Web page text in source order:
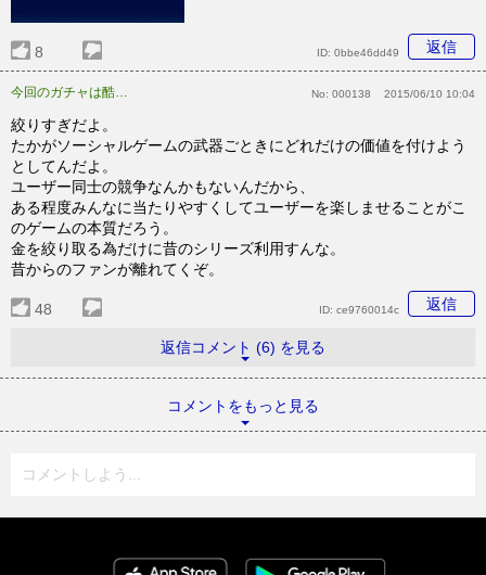
8 返信
ID: 0bbe46dd49
今回のガチャは酷い。 No: 000138 2015/06/10 10:04
絞りすぎだよ。
たかがソーシャルゲームの武器ごときにどれだけの価値を付けよう
としてんだよ。
ユーザー同士の競争なんかもないんだから、
ある程度みんなに当たりやすくしてユーザーを楽しませることがこ
のゲームの本質だろう。
金を絞り取る為だけに昔のシリーズ利用すんな。
昔からのファンが離れてくぞ。
48 返信
ID: ce9760014c
返信コメント (6) を見る
コメントをもっと見る
コメントしよう...